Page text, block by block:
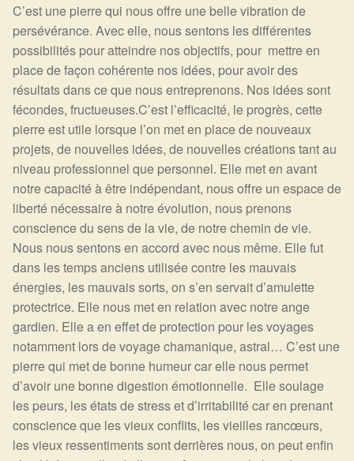
C’est une pierre qui nous offre une belle vibration de
persévérance. Avec elle, nous sentons les différentes
possibilités pour atteindre nos objectifs, pour mettre en
place de façon cohérente nos idées, pour avoir des
résultats dans ce que nous entreprenons. Nos idées sont
fécondes, fructueuses.C’est l’efficacité, le progrès, cette
pierre est utile lorsque l’on met en place de nouveaux
projets, de nouvelles idées, de nouvelles créations tant au
niveau professionnel que personnel. Elle met en avant
notre capacité à être indépendant, nous offre un espace de
liberté nécessaire à notre évolution, nous prenons
conscience du sens de la vie, de notre chemin de vie.
Nous nous sentons en accord avec nous même. Elle fut
dans les temps anciens utilisée contre les mauvais
énergies, les mauvais sorts, on s’en servait d’amulette
protectrice. Elle nous met en relation avec notre ange
gardien. Elle a en effet de protection pour les voyages
notamment lors de voyage chamanique, astral… C’est une
pierre qui met de bonne humeur car elle nous permet
d’avoir une bonne digestion émotionnelle. Elle soulage
les peurs, les états de stress et d’irritabilité car en prenant
conscience que les vieux conflits, les vieilles rancœurs,
les vieux ressentiments sont derrières nous, on peut enfin